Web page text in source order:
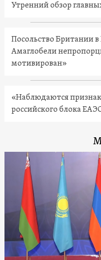
Утренний обзор
Посольство Британии
Амаглобели
мотивирован»
«Наблюдаются
российского блока